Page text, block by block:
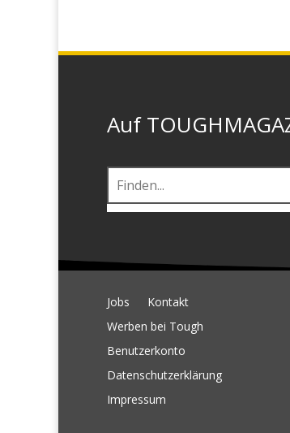
Auf
Jobs
Kontakt
Werben bei Tough
Benutzerkonto
Datenschutzerklärung
Impressum